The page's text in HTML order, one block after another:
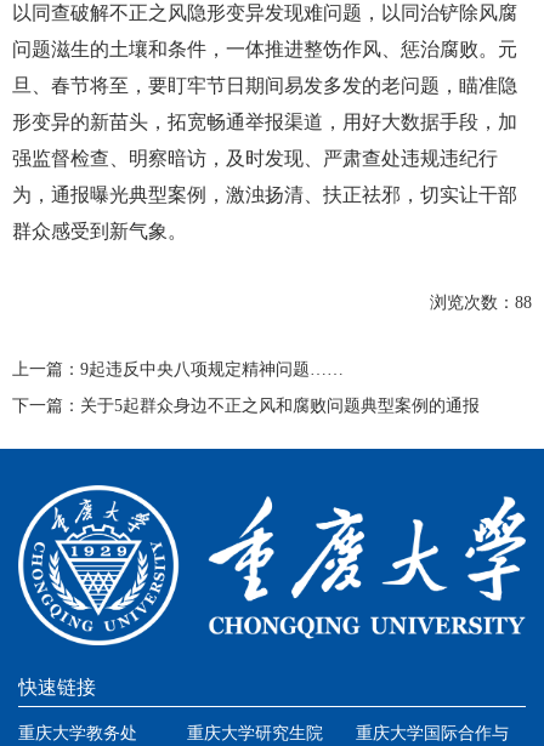
以同查破解不正之风隐形变异发现难问题，以同治铲除风腐
问题滋生的土壤和条件，一体推进整饬作风、惩治腐败。元
旦、春节将至，要盯牢节日期间易发多发的老问题，瞄准隐
形变异的新苗头，拓宽畅通举报渠道，用好大数据手段，加
强监督检查、明察暗访，及时发现、严肃查处违规违纪行
为，通报曝光典型案例，激浊扬清、扶正祛邪，切实让干部
群众感受到新气象。
浏览次数： 88
上一篇： 9起违反中央八项规定精神问题……
下一篇： 关于5起群众身边不正之风和腐败问题典型案例的通报
快速链接
重庆大学教务处 重庆大学研究生院 重庆大学国际合作与